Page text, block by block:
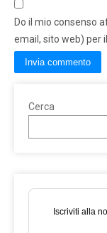
Do il mio consenso
email, sito web) per
Cerca
Iscriviti alla